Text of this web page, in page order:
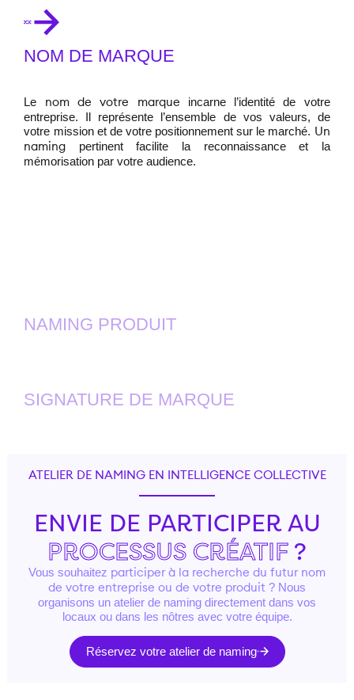
NOM DE MARQUE
NAMING PRODUIT
SIGNATURE DE MARQUE
Le nom de votre marque
incarne l’identité de votre
entreprise. Il représente l’ensemble de vos valeurs, de
votre mission et de votre positionnement sur le marché. Un
naming pertinent facilite la reconnaissance et la
mémorisation par votre audience.
ATELIER DE NAMING EN INTELLIGENCE COLLECTIVE
ENVIE DE PARTICIPER AU
PROCESSUS CRÉATIF?
Vous souhaitez participer à la recherche du futur nom
de votre entreprise ou de votre produit ? Nous
organisons un atelier de naming directement dans vos
locaux ou dans les nôtres avec votre équipe.
Réservez votre atelier de naming